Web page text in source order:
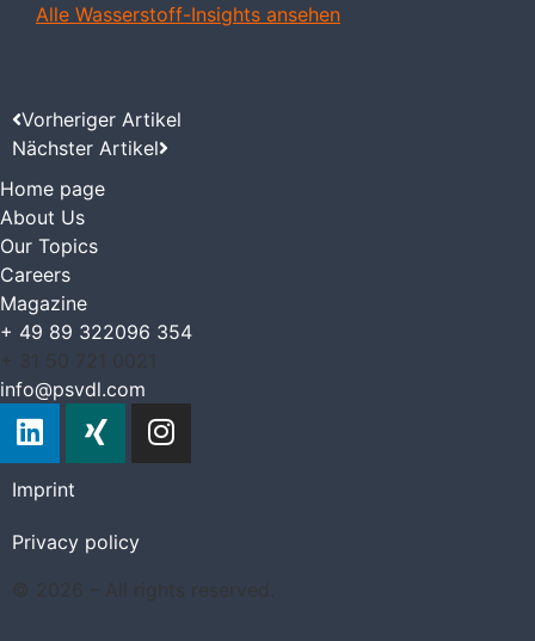
Alle Wasserstoff-Insights ansehen
Vorheriger Artikel
Nächster Artikel
Home page
About Us
Our Topics
Careers
Magazine
+ 49 89 322096 354
+ 31 50 721 0021
info@psvdl.com
© 2026 – All rights reserved.
Privacy policy
Imprint